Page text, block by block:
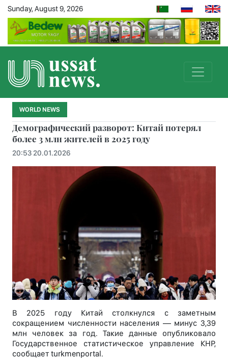
Sunday, August 9, 2026
WORLD NEWS
Демографический разворот: Китай потерял
более 3 млн жителей в 2025 году
20:53 20.01.2026
В 2025 году Китай столкнулся с заметным
сокращением численности населения — минус 3,39
млн человек за год. Такие данные опубликовало
Государственное статистическое управление КНР,
сообщает turkmenportal.